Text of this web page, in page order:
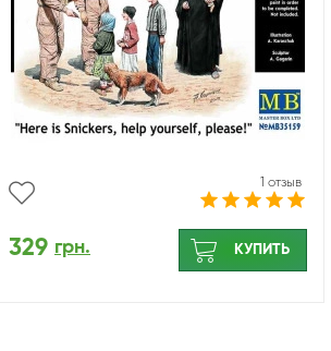
1 отзыв
329 грн. КУПИТЬ